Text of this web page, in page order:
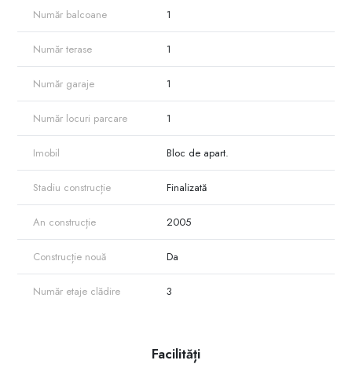
Număr balcoane 1
Număr terase 1
Număr garaje 1
Număr locuri parcare 1
Imobil Bloc de apart.
Stadiu construcție Finalizată
An construcție 2005
Construcție nouă Da
Număr etaje clădire 3
Facilități